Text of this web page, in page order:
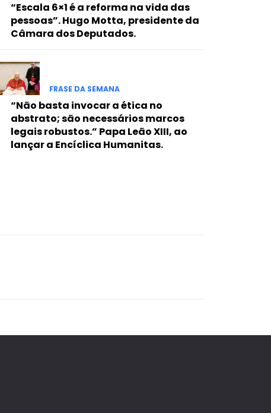
“Escala 6×1 é a reforma na vida das
pessoas”. Hugo Motta, presidente da
Câmara dos Deputados.
FRASE DA SEMANA
“Não basta invocar a ética no
abstrato; são necessários marcos
legais robustos.” Papa Leão XIII, ao
lançar a Encíclica Humanitas.